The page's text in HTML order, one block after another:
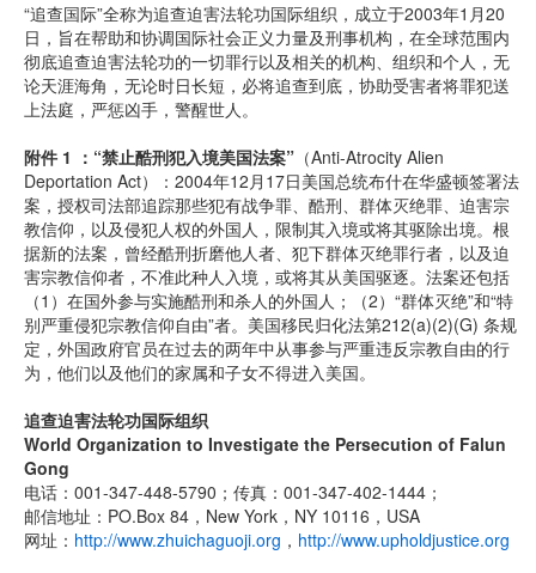
“追查国际”全称为追查迫害法轮功国际组织，成立于2003年1月20
日，旨在帮助和协调国际社会正义力量及刑事机构，在全球范围内
彻底追查迫害法轮功的一切罪行以及相关的机构、组织和个人，无
论天涯海角，无论时日长短，必将追查到底，协助受害者将罪犯送
上法庭，严惩凶手，警醒世人。
附件 1 ：“禁止酷刑犯入境美国法案” （Anti-Atrocity Alien
Deportation Act）：2004年12月17日美国总统布什在华盛顿签署法
案，授权司法部追踪那些犯有战争罪、酷刑、群体灭绝罪、迫害宗
教信仰，以及侵犯人权的外国人，限制其入境或将其驱除出境。根
据新的法案，曾经酷刑折磨他人者、犯下群体灭绝罪行者，以及迫
害宗教信仰者，不准此种人入境，或将其从美国驱逐。法案还包括
（1）在国外参与实施酷刑和杀人的外国人；（2）“群体灭绝”和“特
别严重侵犯宗教信仰自由”者。美国移民归化法第212(a)(2)(G) 条规
定，外国政府官员在过去的两年中从事参与严重违反宗教自由的行
为，他们以及他们的家属和子女不得进入美国。
追查迫害法轮功国际组织
World Organization to Investigate the Persecution of Falun
Gong
电话：001-347-448-5790；传真：001-347-402-1444；
邮信地址：PO.Box 84，New York，NY 10116，USA
网址： http://www.zhuichaguoji.org ， http://www.upholdjustice.org